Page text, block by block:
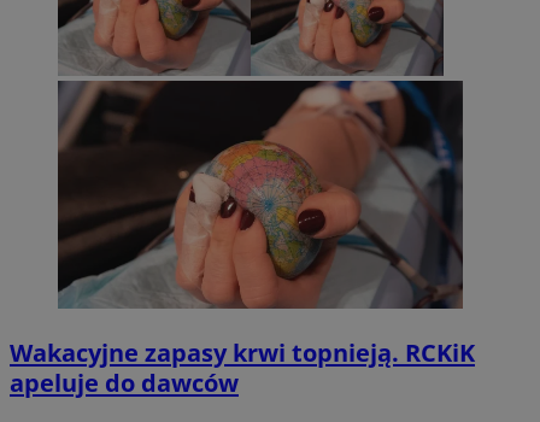
Wakacyjne zapasy krwi topnieją. RCKiK
apeluje do dawców